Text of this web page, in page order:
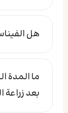
هل
ما المدة
بعد زراعة